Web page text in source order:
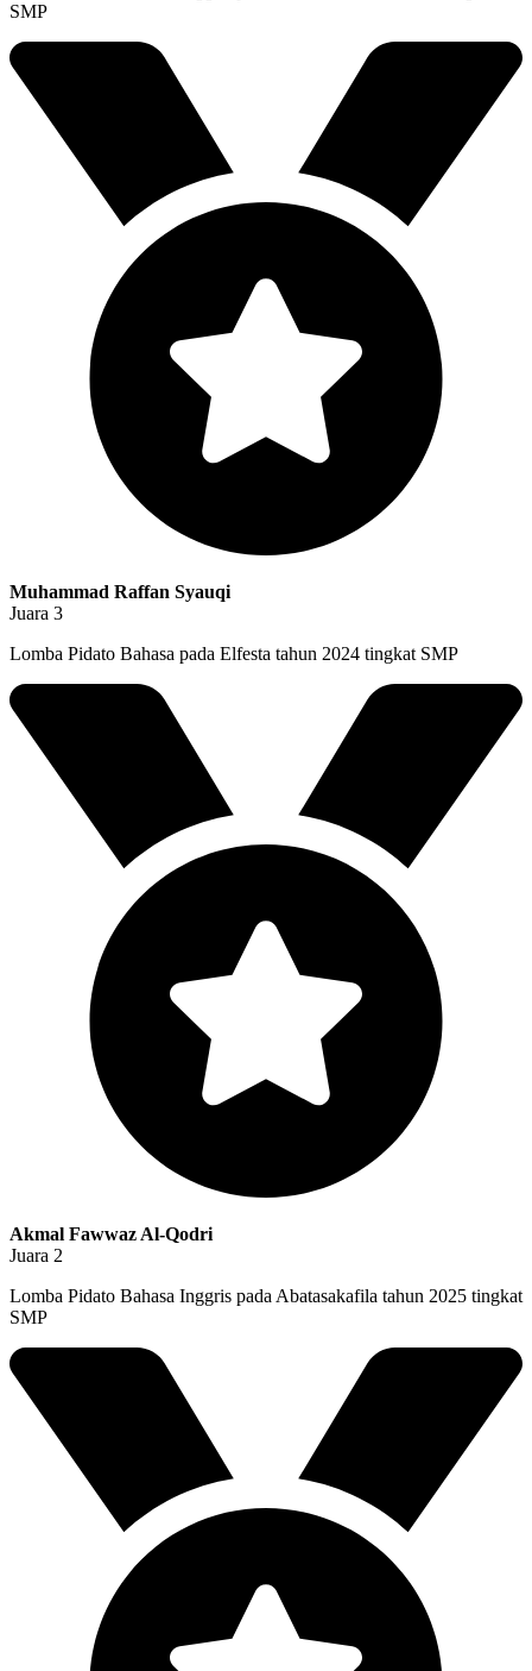
SMP
Muhammad Raffan Syauqi
Juara 3
Lomba Pidato Bahasa pada Elfesta tahun 2024 tingkat SMP
Akmal Fawwaz Al-Qodri
Juara 2
Lomba Pidato Bahasa Inggris pada Abatasakafila tahun 2025 tingkat
SMP